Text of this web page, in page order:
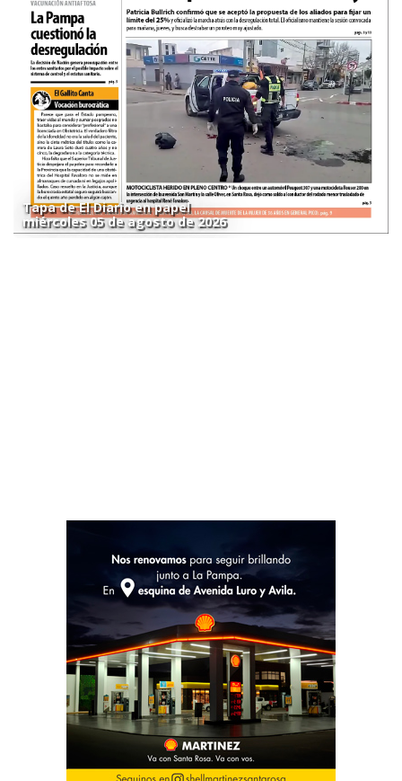
Tapa de El Diario en papel
miércoles 05 de agosto de 2026